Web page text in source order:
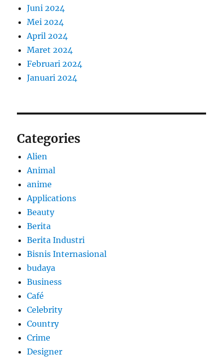
Juni 2024
Mei 2024
April 2024
Maret 2024
Februari 2024
Januari 2024
Categories
Alien
Animal
anime
Applications
Beauty
Berita
Berita Industri
Bisnis Internasional
budaya
Business
Café
Celebrity
Country
Crime
Designer